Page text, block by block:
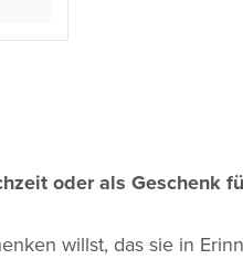
oder als Geschenk
willst, das sie in